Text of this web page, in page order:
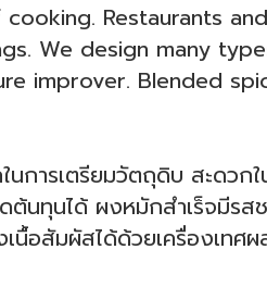
Restaurants
We design many
improver. Blended
การเตรียมวัตถุดิบ สะดวก
ต้นทุนได้ ผงหมักสำเร็จมีรส
นื้อสัมผัสได้ด้วยเครื่องเทศ